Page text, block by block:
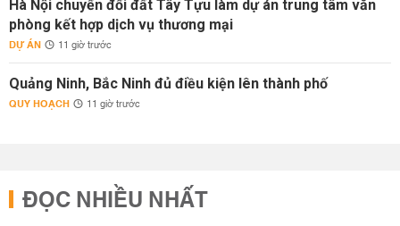
Hà Nội chuyển đổi đất Tây Tựu làm dự án trung tâm văn
phòng kết hợp dịch vụ thương mại
DỰ ÁN 11 giờ trước
Quảng Ninh, Bắc Ninh đủ điều kiện lên thành phố
QUY HOẠCH 11 giờ trước
ĐỌC NHIỀU NHẤT